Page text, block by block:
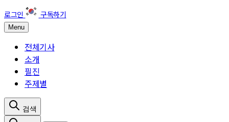
Menu
전체기사
소개
필진
주제별